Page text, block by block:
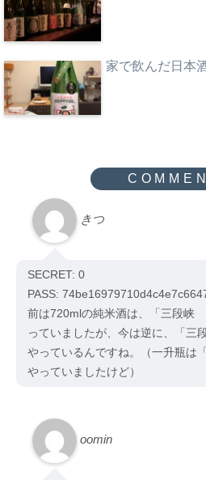
家で飲んだ日本
きつゞ
SECRET: 0
PASS:
前は720mlの純米酒は、「三段
っていましたが、今は逆に、「三
やっているんですね。（一升瓶は
やっていましたけど）
oomin